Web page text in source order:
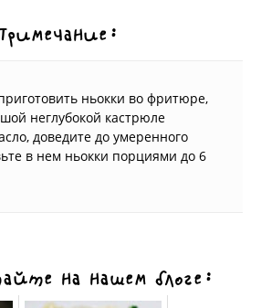
ньокки во фритюре,
неглубокой кастрюле
доведите до умеренного
в нем ньокки порциями до 6
на нашем блоге: